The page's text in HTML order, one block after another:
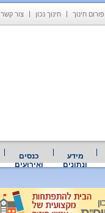
פורום חינוך חינוך נכון צור קשר
מידע
ונתונים
כנסים
ואירועים